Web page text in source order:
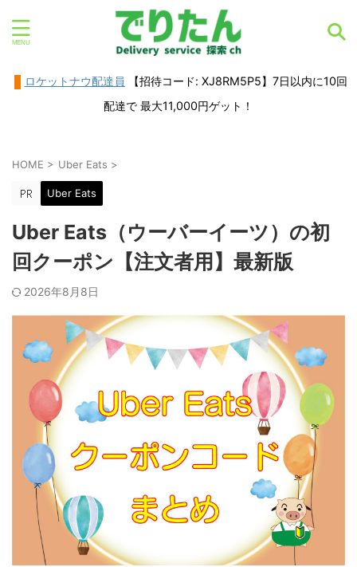
ロケットナウ配達員 【招待コード: XJ8RM5P5】7日以内に10回
配達で 最大11,000円ゲット！
HOME > Uber Eats >
Uber Eats
Uber Eats（ウーバーイーツ）の初
回クーポン【注文者用】最新版
2026年8月8日